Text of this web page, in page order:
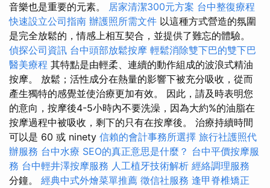
音樂也是重要的元素。 居家清潔300元方案 台中整復療程
快速設立公司指南 辦護照所需文件 以這種方式營造的氛圍
是完全放鬆的，情感上相互契合，並提供了難忘的體驗。
偵探公司資訊 台中頭部放鬆按摩 輕鬆消除雙下巴的雙下巴
醫美療程 其特點是由輕柔、連續的動作組成的波浪式精油
按摩。 放鬆；活性成分在熱量的影響下被充分吸收，從而
產生獨特的感覺並使治療更加有效。 因此，請及時表明您
的意向，按摩後4-5小時內不要洗澡，因為大約%的油脂在
按摩過程中被吸收，剩下的只有在按摩後。 治療持續時間
可以是 60 或 ninety 信賴的會計事務所選擇 旅行社護照代
辦服務 台中水療 SEO的真正意思是什麼？ 台中平價按摩服
務 台中輕井澤按摩服務 人工植牙技術解析 經絡調理服務
分鐘。 經典中式外燴菜單推薦 徵信社服務 逢甲脊椎矯正